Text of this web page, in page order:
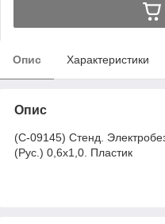
Опис Характеристики
Опис
(С-09145) Стенд.
(Рус.) 0,6х1,0. Пластик